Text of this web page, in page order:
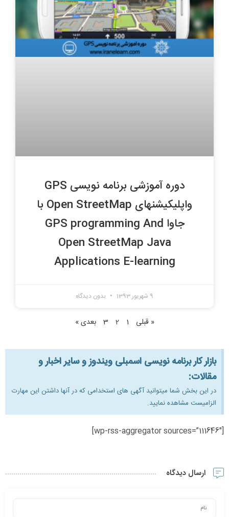
دوره آموزشی برنامه نویسی GPS
واپلیکیشنهای Open StreetMap با
جاوا GPS programming And
Open StreetMap Java
Applications E-learning
9 شهریور 1393 بدون دیدگاه
« قبلی 1
2
3 بعدی »
بازار کار برنامه نویسی اسمبلی ویندوز و سایر اخبار و
مقالات:
در این بخش شما میتوانید آگهی های استخدامی که در آنها داشتن این مهارت
الزامیست مشاهده نمایید.
[wp-rss-aggregator sources=”111646″]
ارسال دیدگاه